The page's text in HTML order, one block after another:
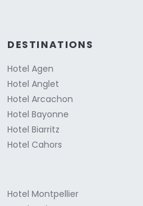
DESTINATIONS
Hotel Agen
Hotel Anglet
Hotel Arcachon
Hotel Bayonne
Hotel Biarritz
Hotel Cahors
Hotel Montpellier